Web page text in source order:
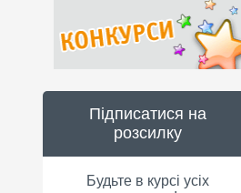
Підписатися на
розсилку
Будьте в курсі усіх